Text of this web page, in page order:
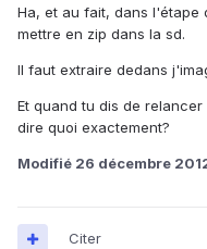
Ha, et au fait, dans l'étape
mettre en zip dans la sd.
Il faut extraire dedans
Et quand tu dis de
dire quoi exactement?
Modifié 26 décembre
Citer